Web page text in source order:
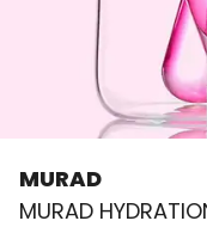
MURAD
MURAD